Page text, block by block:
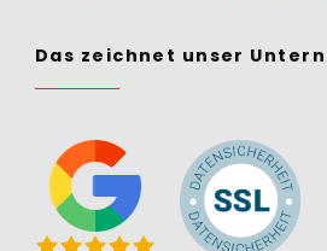
Das zeichnet unser